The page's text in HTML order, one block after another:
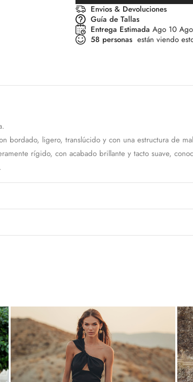
Envios & Devoluciones
Guía de Tallas
Entrega Estimada Ago 10
58 personas están viendo
bordado, ligero, translúcido y con una estructura de
rígido, con acabado brillante y tacto suave,